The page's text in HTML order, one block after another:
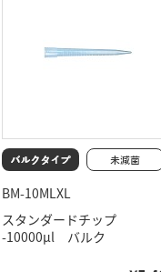
BM-10MLXL
スタンダードチップ
-10000μl バルク